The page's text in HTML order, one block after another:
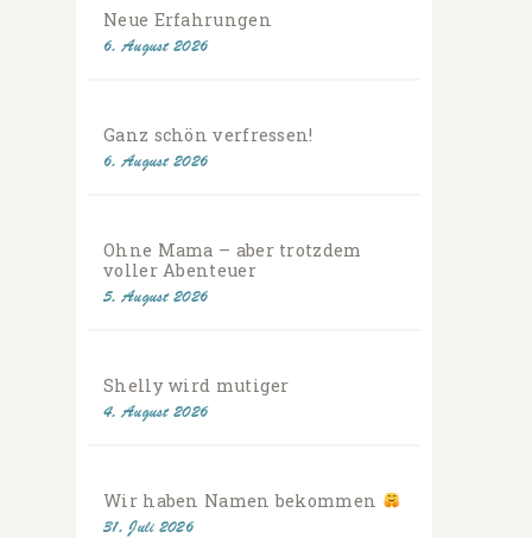
Neue Erfahrungen
6. August 2026
Ganz schön verfressen!
6. August 2026
Ohne Mama – aber trotzdem
voller Abenteuer
5. August 2026
Shelly wird mutiger
4. August 2026
Wir haben Namen bekommen
31. Juli 2026